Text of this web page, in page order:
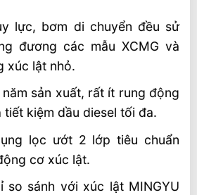
lực, bơm di chuyển đều sử
đương các mẫu XCMG và
xúc lật nhỏ.
sản xuất, rất ít rung động
tiết kiệm dầu diesel tối đa.
lọc ướt 2 lớp tiêu chuẩn
cơ xúc lật.
so sánh với xúc lật MINGYU